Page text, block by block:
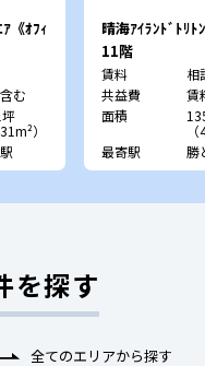
《ｵﾌｨ
む
）
晴海ｱｲﾗﾝﾄﾞﾄﾘﾄ
ｽﾀﾜｰY》
11階
賃料
相
共益費
賃
面積
最寄駅
勝
を探す
全てのエリアから探す